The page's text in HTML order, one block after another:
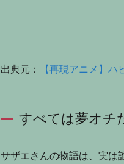
出典元： 【再現アニメ】ハ
すべては夢オチ
サザエさんの物語は、実は